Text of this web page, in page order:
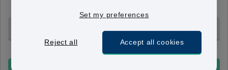
28 Tabletten - CHF 123.95
Set my preferences
Reject all Accept all cookies